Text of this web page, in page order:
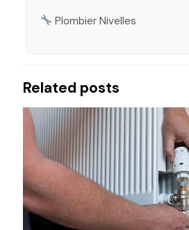
Plombier Nivelles
Related posts